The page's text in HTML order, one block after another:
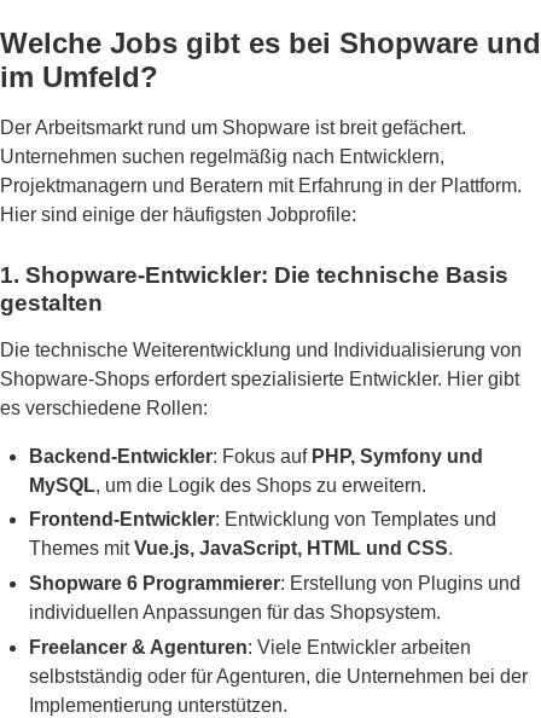
Welche Jobs gibt es bei Shopware und
im Umfeld?
Der Arbeitsmarkt rund um Shopware ist breit gefächert.
Unternehmen suchen regelmäßig nach Entwicklern,
Projektmanagern und Beratern mit Erfahrung in der Plattform.
Hier sind einige der häufigsten Jobprofile:
1. Shopware-Entwickler: Die technische Basis
gestalten
Die technische Weiterentwicklung und Individualisierung von
Shopware-Shops erfordert spezialisierte Entwickler. Hier gibt
es verschiedene Rollen:
Backend-Entwickler: Fokus auf PHP, Symfony und
MySQL, um die Logik des Shops zu erweitern.
Frontend-Entwickler: Entwicklung von Templates und
Themes mitVue.js, JavaScript, HTML und CSS.
Shopware 6 Programmierer: Erstellung von Plugins und
individuellen Anpassungen für das Shopsystem.
Freelancer & Agenturen: Viele Entwickler arbeiten
selbstständig oder für Agenturen, die Unternehmen bei der
Implementierung unterstützen.